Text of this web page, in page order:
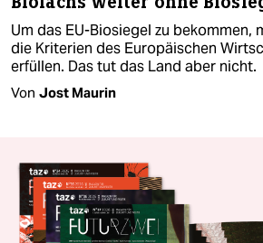
Um das EU-Biosiegel zu bekommen,
die Kriterien des Europäischen
erfüllen. Das tut das Land aber nicht.
Von Jost Maurin